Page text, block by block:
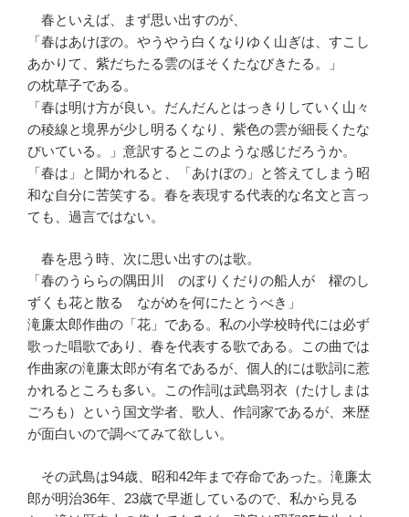
春といえば、まず思い出すのが、
「春はあけぼの。やうやう白くなりゆく山ぎは、すこし
あかりて、紫だちたる雲のほそくたなびきたる。」
の枕草子である。
「春は明け方が良い。だんだんとはっきりしていく山々
の稜線と境界が少し明るくなり、紫色の雲が細長くたな
びいている。」意訳するとこのような感じだろうか。
「春は」と聞かれると、「あけぼの」と答えてしまう昭
和な自分に苦笑する。春を表現する代表的な名文と言っ
ても、過言ではない。
春を思う時、次に思い出すのは歌。
「春のうららの隅田川 のぼりくだりの船人が 櫂のし
ずくも花と散る ながめを何にたとうべき」
滝廉太郎作曲の「花」である。私の小学校時代には必ず
歌った唱歌であり、春を代表する歌である。この曲では
作曲家の滝廉太郎が有名であるが、個人的には歌詞に惹
かれるところも多い。この作詞は武島羽衣（たけしまは
ごろも）という国文学者、歌人、作詞家であるが、来歴
が面白いので調べてみて欲しい。
その武島は94歳、昭和42年まで存命であった。滝廉太
郎が明治36年、23歳で早逝しているので、私から見る